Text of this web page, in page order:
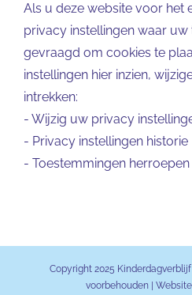
Als u deze website voor het
privacy instellingen waar
gevraagd om cookies te
instellingen hier inzien,
intrekken:
- Wijzig uw privacy
- Privacy instellingen historie
- Toestemmingen herroepen
Copyright 2025
voorbehouden | Website